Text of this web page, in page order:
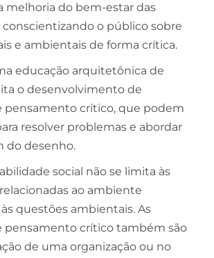
melhoria do bem-estar das
o público sobre
e ambientais de forma crítica.
educação arquitetônica de
o desenvolvimento de
pensamento crítico, que podem
resolver problemas e abordar
do desenho.
social não se limita às
ao ambiente
questões ambientais. As
pensamento crítico também são
de uma organização ou no